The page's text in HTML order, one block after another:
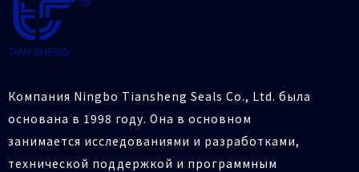
Компания Ningbo Tiansheng Seals Co., Ltd. была
основана в 1998 году. Она в основном
занимается исследованиями и разработками,
технической поддержкой и программным